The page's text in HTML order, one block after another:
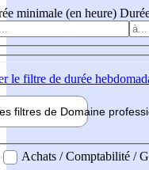
minimale (en heure)
le filtre de durée
filtres de Domaine pro
professionel
Achats / Comptabilité /